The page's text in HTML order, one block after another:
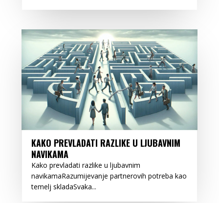
KAKO PREVLADATI RAZLIKE U LJUBAVNIM
NAVIKAMA
Kako prevladati razlike u ljubavnim
navikamaRazumijevanje partnerovih potreba kao
temelj skladaSvaka...